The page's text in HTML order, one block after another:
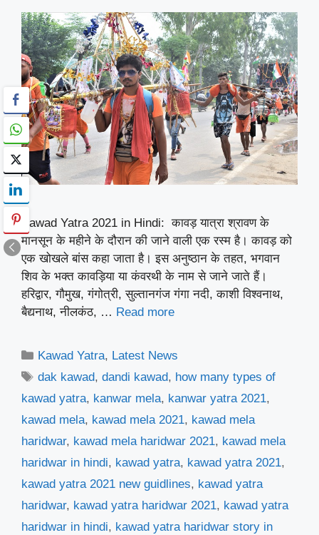
Kawad Yatra 2021 in Hindi: कावड़ यात्रा श्रावण के
मानसून के महीने के दौरान की जाने वाली एक रस्म है। कावड़ को
एक खोखले बांस कहा जाता है। इस अनुष्ठान के तहत, भगवान
शिव के भक्त कावड़िया या कंवरथी के नाम से जाने जाते हैं।
हरिद्वार, गौमुख, गंगोत्री, सुल्तानगंज गंगा नदी, काशी विश्वनाथ,
बैद्यनाथ, नीलकंठ, … Read more
Categories
Kawad Yatra, Latest News
Tags
dak kawad,dandi kawad, how many types of
kawad yatra, kanwar mela, kanwar yatra 2021,
kawad mela, kawad mela 2021, kawad mela
haridwar, kawad mela haridwar 2021, kawad mela
haridwar in hindi, kawad yatra, kawad yatra 2021,
kawad yatra 2021 new guidlines, kawad yatra
haridwar, kawad yatra haridwar 2021, kawad yatra
haridwar in hindi, kawad yatra haridwar story in